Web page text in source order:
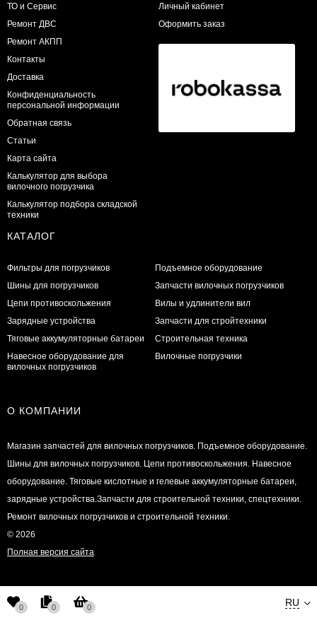
ТО и Сервис
​Ремонт ДВС
Ремонт АКПП
Контакты
Доставка
Конфиденциальность
персональной информации
Обратная связь
Статьи
Карта сайта
Калькулятор для выбора
вилочного погрузчика
Калькулятор подбора складской
техники
Личный кабинет
Оформить заказ
КАТАЛОГ
Фильтры для погрузчиков
Шины для погрузчиков
Цепи противоскольжения
Зарядные устройства
Тяговые аккумуляторные батареи
Навесное оборудование для
вилочных погрузчиков
Подъемное оборудование
Запчасти вилочных погрузчиков
Вилы и удлинители вил
Запчасти для стройтехники
Строительная техника
Вилочные погрузчики
О КОМПАНИИ
Магазин запчастей для вилочных погрузчиков. Подъемное оборудование.
Шины для вилочных погрузчиков. Цепи противоскольжения. Навесное
оборудование. Тяговые кислотные и гелевые аккумуляторные батареи,
зарядные устройства.Запчасти для строительной техники, спецтехники.
Ремонт вилочных погрузчиков и строительной техники.
© 2026
Полная версия сайта
RU
0 0 0